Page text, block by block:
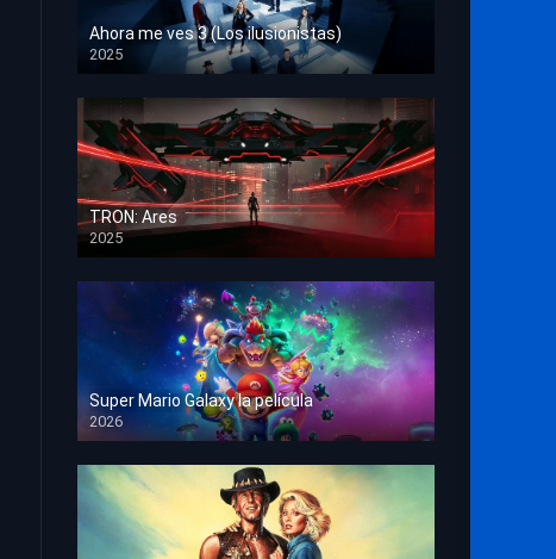
Ahora me ves 3 (Los ilusionistas)
2025
HD 1080p
TRON: Ares
2025
HD 1080p
Super Mario Galaxy la película
2026
HD 1080p